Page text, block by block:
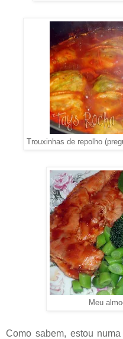
Trouxinhas de repolho
Meu
Como sabem, estou